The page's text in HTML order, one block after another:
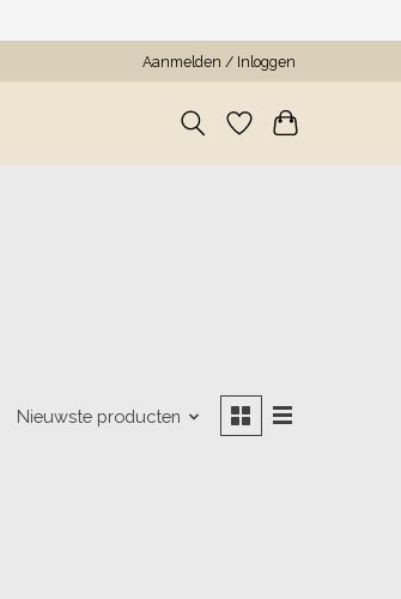
Aanmelden / Inloggen
Nieuwste producten